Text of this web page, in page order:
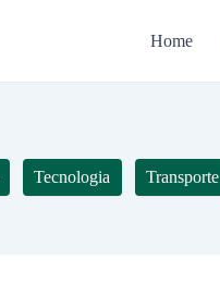
Home
Tecnologia Transporte